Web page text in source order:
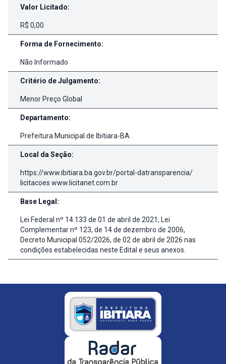
Valor Licitado:
R$ 0,00
Forma de Fornecimento:
Não Informado
Critério de Julgamento:
Menor Preço Global
Departamento:
Prefeitura Municipal de Ibitiara-BA
Local da Seção:
https://www.ibitiara.ba.gov.br/portal-datransparencia/
licitacoes www.licitanet.com.br
Base Legal:
Lei Federal nº 14.133 de 01 de abril de 2021, Lei
Complementar nº 123, de 14 de dezembro de 2006,
Decreto Municipal 052/2026, de 02 de abril de 2026 nas
condições estabelecidas neste Edital e seus anexos.